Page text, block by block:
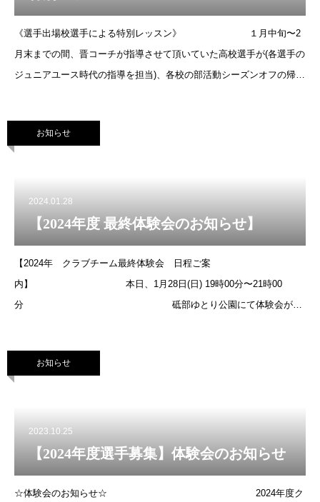
《選手出場校選手による特別レッスン》 １月中旬〜2
月末までの間、晋コーチが指導させて頂いていた高校選手が(各選手の
ジュニアユース時代の指導を担当)、各校の部活動シーズンオフの帰省
お知らせ
2024.01.28
【2024年度 最終体験会のお知らせ】
【2024年 クラブチーム最終体験会 日程ご案
内】 本日、1月28日(日) 19時00分〜21時00
分 砥部ゆとり公園にて体験会がご
お知らせ
2023.10.25
【2024年度選手募集】体験会のお知らせ
☆体験会のお知らせ☆ 2024年度ク